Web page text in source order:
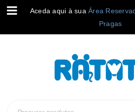
Aceda aqui à sua Área
Pragas